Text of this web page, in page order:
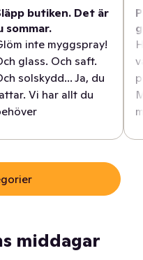
butiken. Det är
sommar.
inte myggspray!
glass. Och saft.
solskydd... Ja, du
Vi har allt du
middagar